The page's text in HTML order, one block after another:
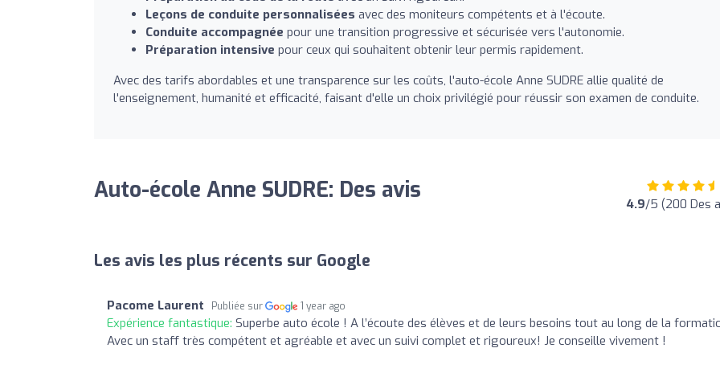
Leçons de conduite personnalisées avec des moniteurs compétents et à l'écoute.
Conduite accompagnée pour une transition progressive et sécurisée vers l'autonomie.
Préparation intensive pour ceux qui souhaitent obtenir leur permis rapidement.
Avec des tarifs abordables et une transparence sur les coûts, l'auto-école Anne SUDRE allie qualité de
l'enseignement, humanité et efficacité, faisant d'elle un choix privilégié pour réussir son examen de conduite.
Auto-école Anne SUDRE: Des avis 4.9/5 (200 Des
Les avis les plus récents sur Google
Pacome Laurent Publiée sur 1 year ago
Expérience fantastique: Superbe auto école ! A l’écoute des élèves et de leurs besoins tout au long de la
Avec un staff très compétent et agréable et avec un suivi complet et rigoureux! Je conseille vivement !